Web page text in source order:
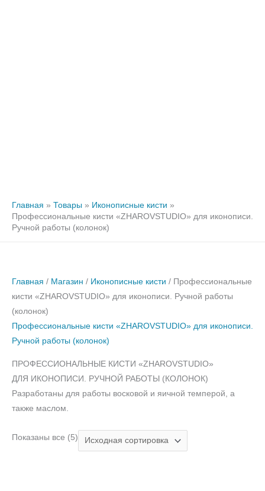
Главная Товары
Иконописные кисти
Профессиональные кисти «ZHAROVSTUDIO» для иконописи.
Ручной работы (колонок)
Главная / Магазин / Иконописные кисти / Профессиональные
кисти «ZHAROVSTUDIO» для иконописи. Ручной работы
(колонок)
Профессиональные кисти «ZHAROVSTUDIO» для иконописи.
Ручной работы (колонок)
ПРОФЕССИОНАЛЬНЫЕ КИСТИ «ZHAROVSTUDIO»
ДЛЯ ИКОНОПИСИ. РУЧНОЙ РАБОТЫ (КОЛОНОК)
Разработаны для работы восковой и яичной темперой, а
также маслом.
Показаны все (5)